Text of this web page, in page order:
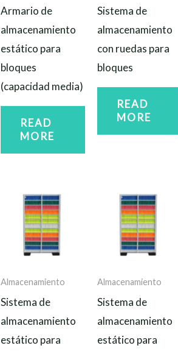
Armario de
almacenamiento
estático para
bloques
(capacidad media)
READ
MORE
Sistema de
almacenamiento
con ruedas para
bloques
READ
MORE
Almacenamiento
Sistema de
almacenamiento
estático para
Almacenamiento
Sistema de
almacenamiento
estático para